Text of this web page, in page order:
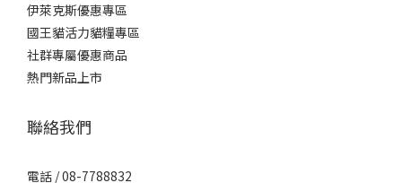
伊萊克斯優惠專區
國王貓活力貓糧專區
社群專屬優惠商品
熱門新品上市
聯絡我們
電話 / 08-7788832